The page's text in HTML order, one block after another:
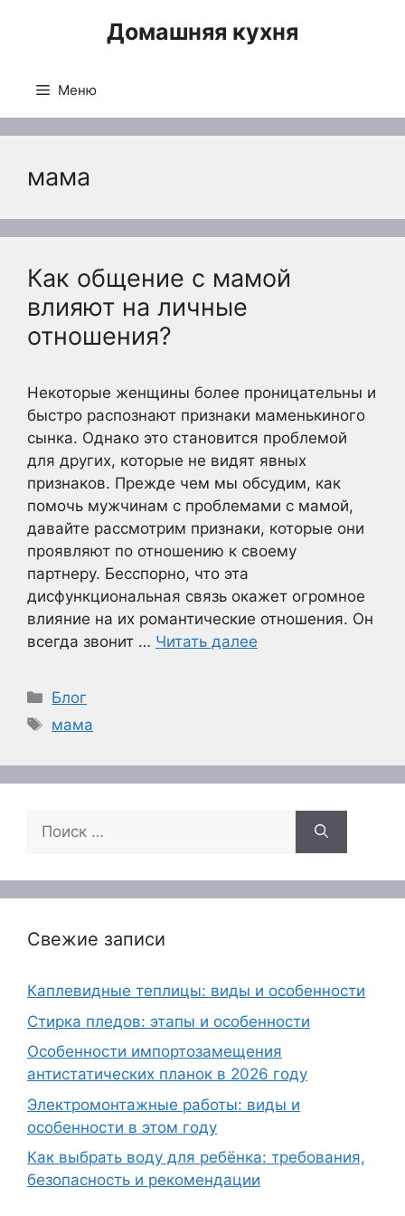
Домашняя кухня
Меню
мама
Как общение с мамой
влияют на личные
отношения?
Некоторые женщины более проницательны и
быстро распознают признаки маменькиного
сынка. Однако это становится проблемой
для других, которые не видят явных
признаков. Прежде чем мы обсудим, как
помочь мужчинам с проблемами с мамой,
давайте рассмотрим признаки, которые они
проявляют по отношению к своему
партнеру. Бесспорно, что эта
дисфункциональная связь окажет огромное
влияние на их романтические отношения. Он
всегда звонит … Читать далее
Рубрики
Блог
Метки
мама
Поиск:
Свежие записи
Каплевидные теплицы: виды и особенности
Стирка пледов: этапы и особенности
Особенности импортозамещения
антистатических планок в 2026 году
Электромонтажные работы: виды и
особенности в этом году
Как выбрать воду для ребёнка: требования,
безопасность и рекомендации